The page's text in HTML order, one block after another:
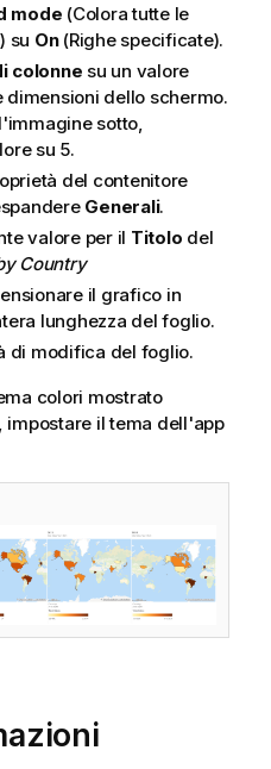
mode (Colora tutte le
su On(Righe specificate).
colonne su un valore
dimensioni dello schermo.
sotto,
su 5.
del contenitore
Generali.
valore per il Titolo del
Country
il grafico in
lunghezza del foglio.
di modifica del foglio.
colori mostrato
il tema dell'app